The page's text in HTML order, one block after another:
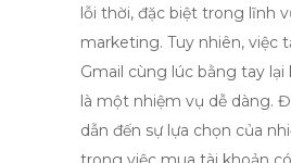
lỗi thời, đặc biệt trong lĩnh
marketing. Tuy nhiên, việc
Gmail cùng lúc bằng tay lại
là một nhiệm vụ dễ dàng.
dẫn đến sự lựa chọn của